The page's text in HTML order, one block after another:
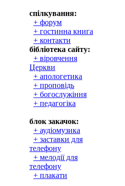
спілкування:
+ форум
+ гостинна книга
+ контакти
бібліотека сайту:
+ віровчення
Церкви
+ апологетика
+ проповідь
+ богослужіння
+ педагогіка
блок закачок:
+ аудіомузика
+ заставки для
телефону
+ мелодії для
телефону
+ плакати